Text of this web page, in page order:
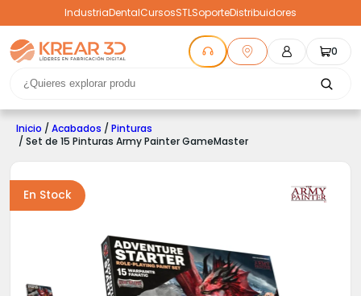
IndustriaDentalCursosSTLSoporteDistribuidores
0
Inicio / Acabados / Pinturas
/ Set de 15 Pinturas Army Painter GameMaster
En Stock